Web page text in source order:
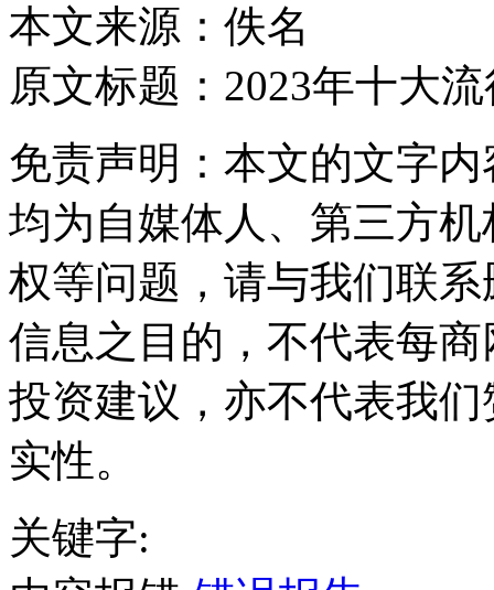
本文来源：佚名
原文标题： 2023年十大
免责声明：本文的文字
均为自媒体人、第三方
权等问题，请与我们联
信息之目的，不代表每
投资建议，亦不代表我
实性。
关键字: